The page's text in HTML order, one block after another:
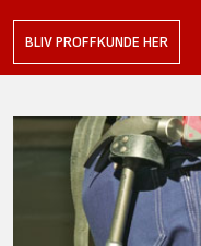
BLIV PROFFKUNDE HER